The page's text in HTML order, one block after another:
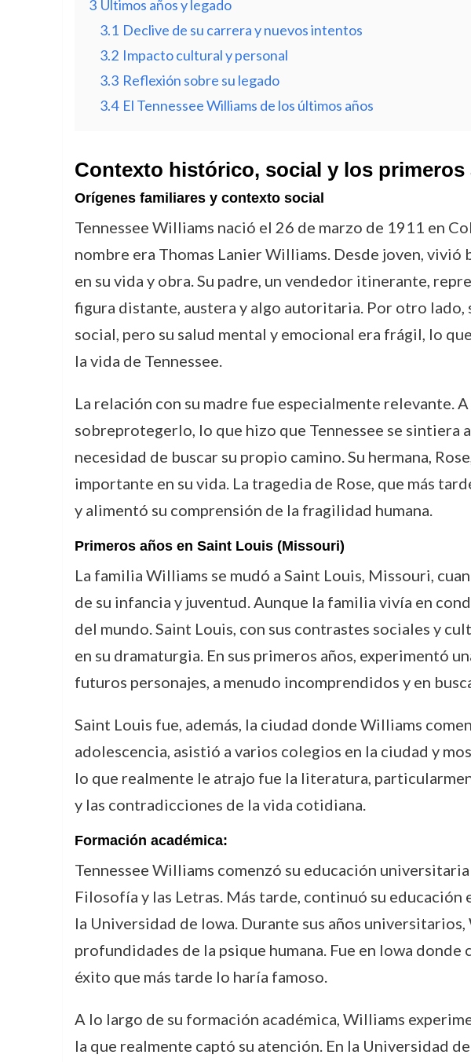
3 Últimos años y legado
3.1 Declive de su carrera y nuevos intentos
3.2 Impacto cultural y personal
3.3 Reflexión sobre su legado
3.4 El Tennessee Williams de los últimos años
Contexto histórico, social y los primeros
Orígenes familiares y contexto social
Tennessee Williams nació el 26 de marzo de 1911 en
nombre era Thomas Lanier Williams. Desde joven,
en su vida y obra. Su padre, un vendedor itinerante,
figura distante, austera y algo autoritaria. Por otro lado,
social, pero su salud mental y emocional era frágil, lo
la vida de Tennessee.
La relación con su madre fue especialmente relevante.
sobreprotegerlo, lo que hizo que Tennessee se sintiera
necesidad de buscar su propio camino. Su hermana,
importante en su vida. La tragedia de Rose, que más
y alimentó su comprensión de la fragilidad humana.
Primeros años en Saint Louis (Missouri)
La familia Williams se mudó a Saint Louis, Missouri,
de su infancia y juventud. Aunque la familia vivía en
del mundo. Saint Louis, con sus contrastes sociales y
en su dramaturgia. En sus primeros años, experimentó
futuros personajes, a menudo incomprendidos y en
Saint Louis fue, además, la ciudad donde Williams
adolescencia, asistió a varios colegios en la ciudad y
lo que realmente le atrajo fue la literatura,
y las contradicciones de la vida cotidiana.
Formación académica:
Tennessee Williams comenzó su educación
Filosofía y las Letras. Más tarde, continuó su
la Universidad de Iowa. Durante sus años
profundidades de la psique humana. Fue en Iowa
éxito que más tarde lo haría famoso.
A lo largo de su formación académica, Williams
la que realmente captó su atención. En la Universidad